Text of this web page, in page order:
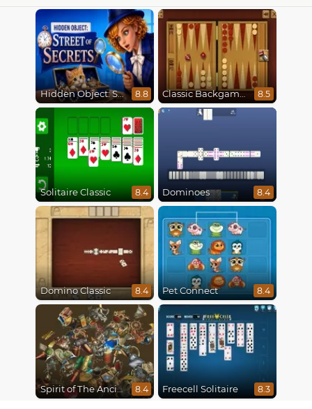
Hidden Object: Street Of Secrets 8.8 Classic Backgammon 8.5
Solitaire Classic 8.4 Dominoes 8.4
Domino Classic 8.4 Pet Connect 8.4
Spirit of The Ancient Forest 8.4 Freecell Solitaire 8.3